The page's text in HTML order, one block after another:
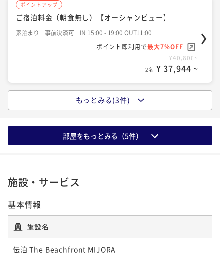
ポイントアップ
【10%OFF / 連泊限定】ご宿泊料金＋朝食
朝食付き 事前決済可
IN 15:00 - 19:00 OUT11:00
ポイント即利用で最大7％OFF
¥86,400~
2名 ¥ 80,352 ~
ポイントアップ
ご宿泊料金（朝食無し）【オーシャンビュー】
素泊まり 事前決済可
IN 15:00 - 19:00 OUT11:00
ポイント即利用で最大7％OFF
¥40,800~
2名 ¥ 37,944 ~
ご宿泊料金＋朝食【オーシャンビュー】【Relux限定】
「夜景」
事前決済可
IN 15:00 - 19:00 OUT11:00
ポイントアップ
【10%OFF / 連泊限定】ご宿泊料金
素泊まり 事前決済可
IN 15:00 - 19:00 OUT11:00
ポイント即利用で
もっとみる(3件)
部屋をもっとみる（5件）
施設・サービス
基本情報
施設名
伝泊 The Beachfront MIJORA